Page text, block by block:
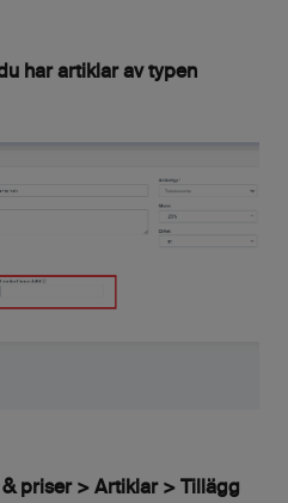
har artiklar av typen
priser > Artiklar > Tillägg